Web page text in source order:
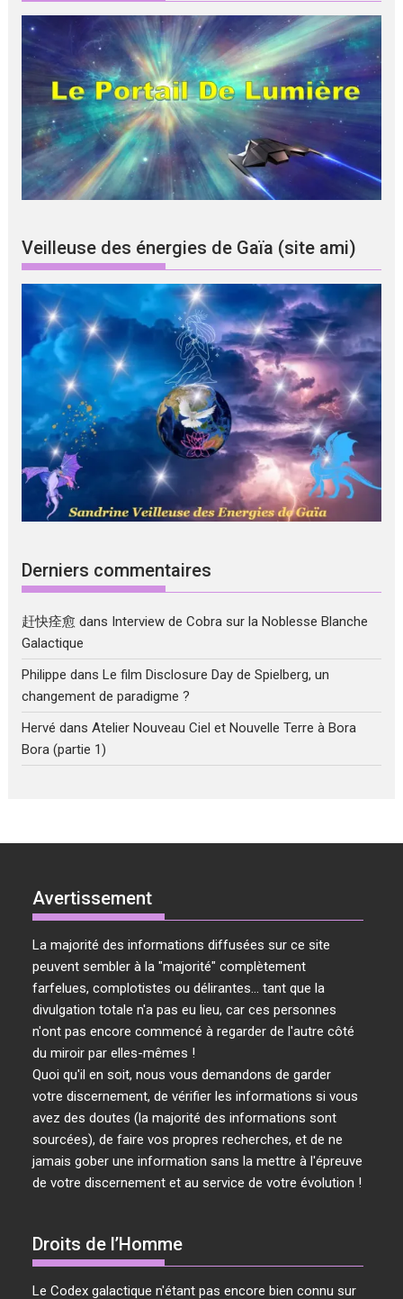
Veilleuse des énergies de Gaïa (site ami)
Derniers commentaires
赶快痊愈 dans Interview de Cobra sur la Noblesse Blanche
Galactique
Philippe dansLe film Disclosure Day de Spielberg, un
changement de paradigme ?
Hervé dansAtelier Nouveau Ciel et Nouvelle Terre à Bora
Bora (partie 1)
Avertissement
La majorité des informations diffusées sur ce site
peuvent sembler à la "majorité" complètement
farfelues, complotistes ou délirantes... tant que la
divulgation totale n'a pas eu lieu, car ces personnes
n'ont pas encore commencé à regarder de l'autre côté
du miroir par elles-mêmes !
Quoi qu'il en soit, nous vous demandons de garder
votre discernement, de vérifier les informations si vous
avez des doutes (la majorité des informations sont
sourcées), de faire vos propres recherches, et de ne
jamais gober une information sans la mettre à l'épreuve
de votre discernement et au service de votre évolution !
Droits de l’Homme
Le Codex galactique n'étant pas encore bien connu sur